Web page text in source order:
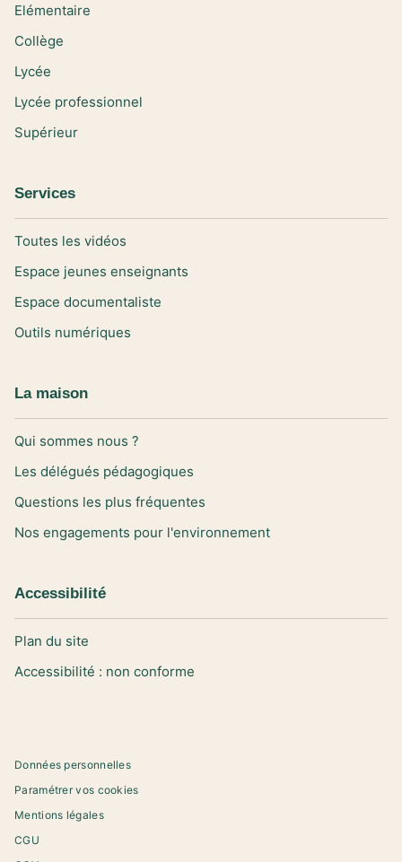
Elémentaire
Collège
Lycée
Lycée professionnel
Supérieur
Services
Toutes les vidéos
Espace jeunes enseignants
Espace documentaliste
Outils numériques
La maison
Qui sommes nous ?
Les délégués pédagogiques
Questions les plus fréquentes
Nos engagements pour l'environnement
Accessibilité
Plan du site
Accessibilité : non conforme
Données personnelles
Paramétrer vos cookies
Mentions légales
CGU